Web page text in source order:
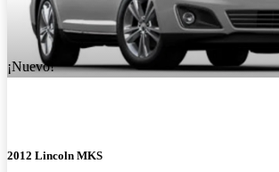
¡Nuevo!
2012 Lincoln MKS